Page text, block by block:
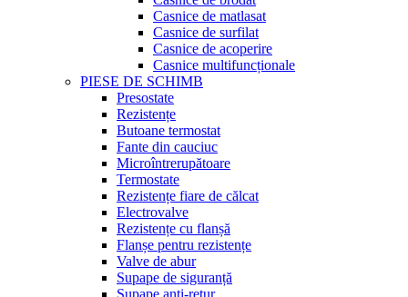
Casnice de matlasat
Casnice de surfilat
Casnice de acoperire
Casnice multifuncționale
PIESE DE SCHIMB
Presostate
Rezistențe
Butoane termostat
Fante din cauciuc
Microîntrerupătoare
Termostate
Rezistențe fiare de călcat
Electrovalve
Rezistențe cu flanșă
Flanșe pentru rezistențe
Valve de abur
Supape de siguranță
Supape anti-retur